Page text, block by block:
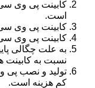
کابینت پی وی سی
است.
کابینت پی وی
کابینت پی وی
به علت چگالی
نسبت به
تولید و نصب پی
کم هزینه است.